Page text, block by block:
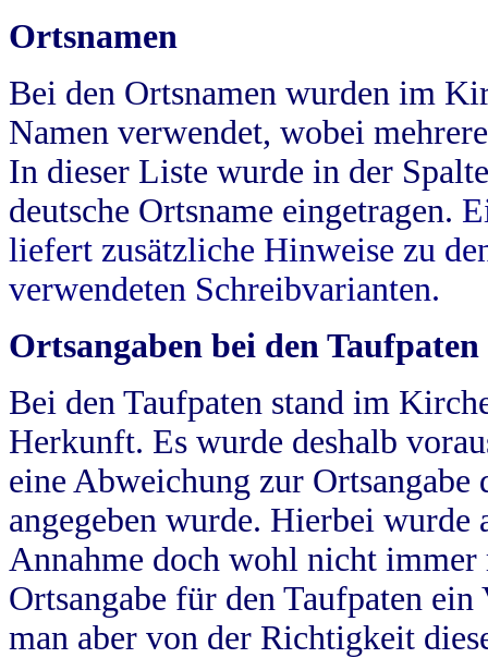
Ortsnamen
Bei den Ortsnamen wurden im
Namen verwendet, wobei
In dieser Liste wurde in der
deutsche Ortsname eingetragen.
liefert zusätzliche Hinweise zu
verwendeten Schreibvarianten.
Ortsangaben bei den Taufpaten
Bei den Taufpaten stand im
Herkunft. Es wurde deshalb
eine Abweichung zur
angegeben wurde. Hierbei wurde
Annahme doch wohl nicht
Ortsangabe für den Taufpaten
man aber von der Richtigkeit